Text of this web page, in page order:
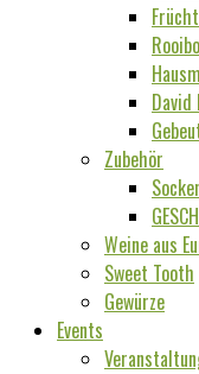
David
Zubehör
Weine aus
Sweet Tooth
Gewürze
Events